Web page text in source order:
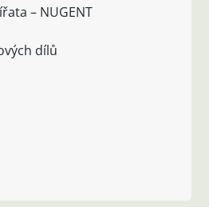
– NUGENT
dílů